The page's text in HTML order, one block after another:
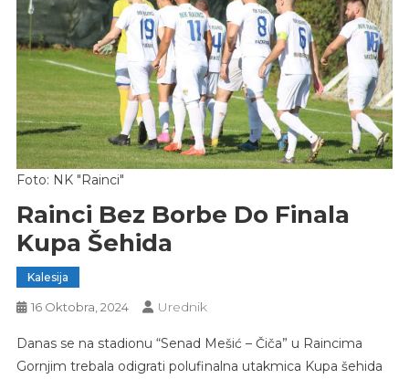
Foto: NK "Rainci"
Rainci Bez Borbe Do Finala
Kupa Šehida
Kalesija
16 Oktobra, 2024 Urednik
Danas se na stadionu “Senad Mešić – Čiča” u Raincima
Gornjim trebala odigrati polufinalna utakmica Kupa šehida